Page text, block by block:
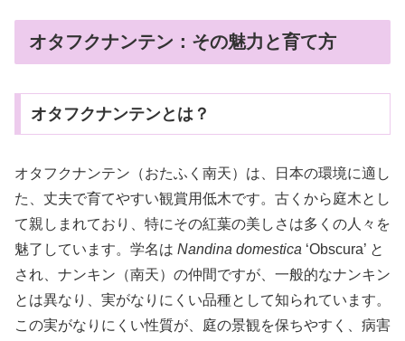
オタフクナンテン：その魅力と育て方
オタフクナンテンとは？
オタフクナンテン（おたふく南天）は、日本の環境に適し
た、丈夫で育てやすい観賞用低木です。古くから庭木とし
て親しまれており、特にその紅葉の美しさは多くの人々を
魅了しています。学名は Nandina domestica ‘Obscura’ と
され、ナンキン（南天）の仲間ですが、一般的なナンキン
とは異なり、実がなりにくい品種として知られています。
この実がなりにくい性質が、庭の景観を保ちやすく、病害